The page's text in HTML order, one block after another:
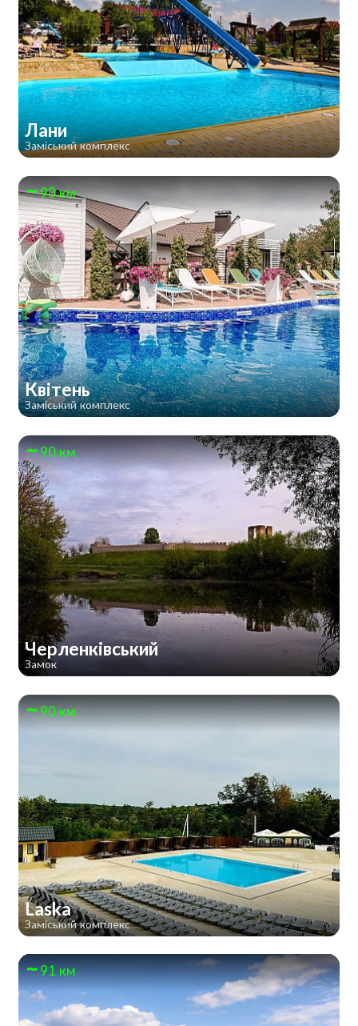
Лани
Заміський комплекс
90 км
Квітень
Заміський комплекс
90 км
Черленківський
Замок
90 км
Laska
Заміський комплекс
91 км